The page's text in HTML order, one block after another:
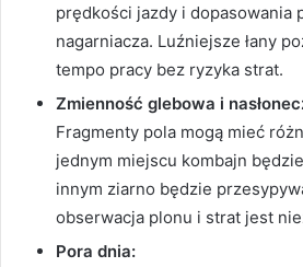
prędkości jazdy i dopasowania
nagarniacza. Luźniejsze łany
tempo pracy bez ryzyka strat.
Zmienność glebowa i
Fragmenty pola mogą mieć
jednym miejscu kombajn
innym ziarno będzie
obserwacja plonu i strat jest
Pora dnia: